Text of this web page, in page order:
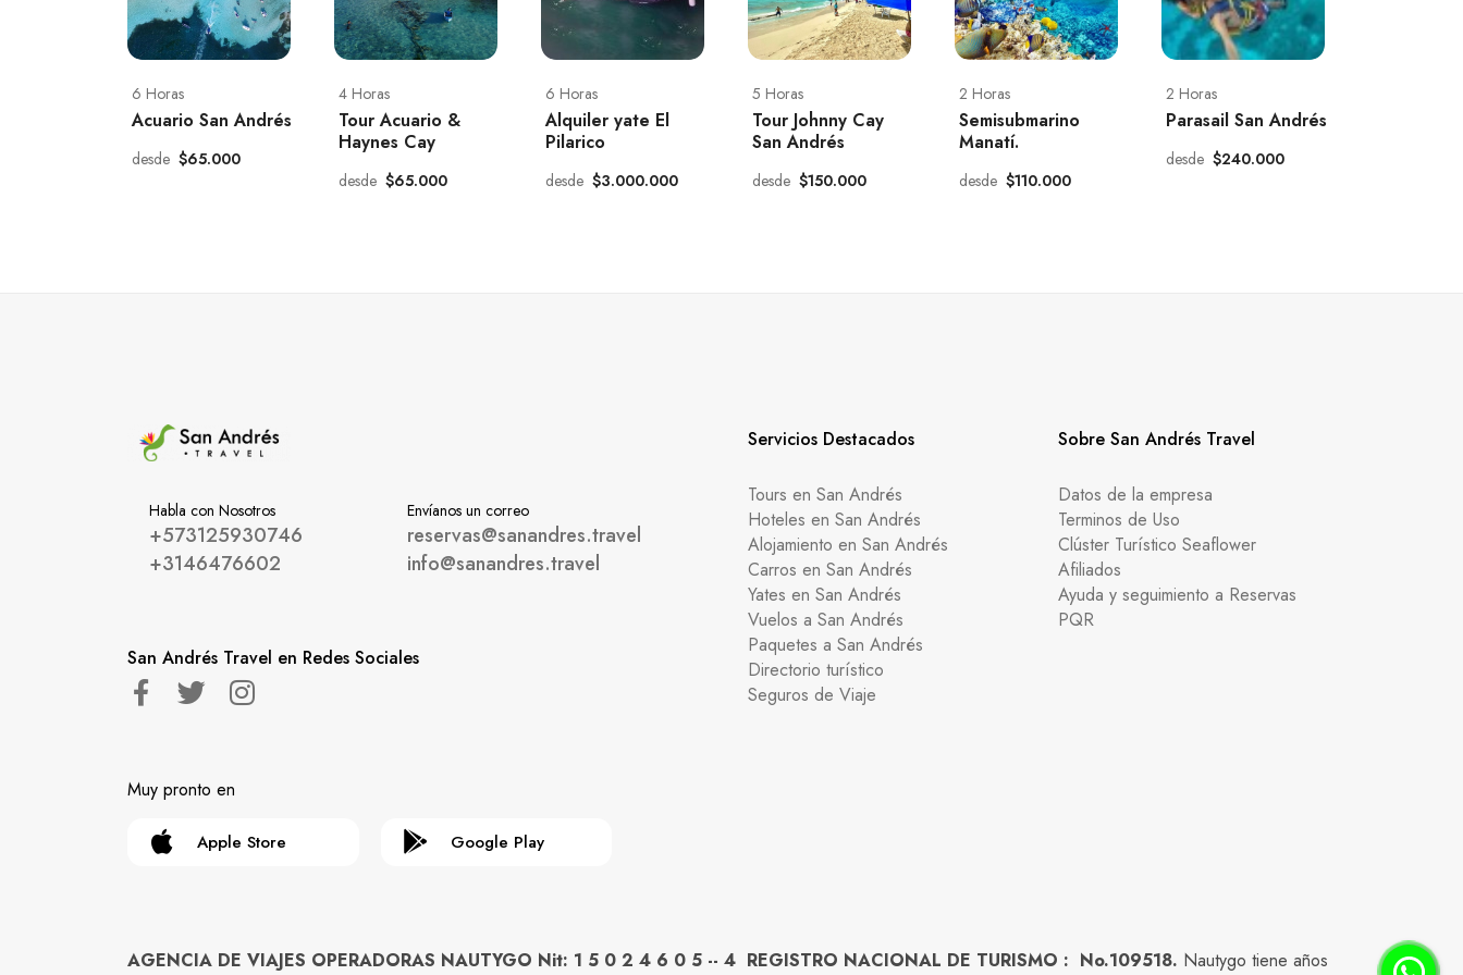
6 Horas
Acuario San Andrés
desde $65.000
4 Horas
Tour Acuario &
Haynes Cay
desde $65.000
6 Horas
Alquiler yate El
Pilarico
desde $3.000.000
5 Horas
Tour Johnny Cay
San Andrés
desde $150.000
2 Horas
Semisubmarino
Manatí.
desde $110.000
2 Horas
Parasail San Andrés
desde $240.000
Habla con Nosotros
+573125930746
+3146476602
Envíanos un correo
reservas@sanandres.travel
info@sanandres.travel
San Andrés Travel en Redes Sociales
Muy pronto en
Apple Store Google Play
Servicios Destacados
Tours en San Andrés
Hoteles en San Andrés
Alojamiento en San Andrés
Carros en San Andrés
Yates en San Andrés
Vuelos a San Andrés
Paquetes a San Andrés
Directorio turístico
Seguros de Viaje
Sobre San Andrés Travel
Datos de la empresa
Terminos de Uso
Clúster Turístico Seaflower
Afiliados
Ayuda y seguimiento a Reservas
PQR
AGENCIA DE VIAJES OPERADORAS NAUTYGO Nit: 1 5 0 2 4 6 0 5 -- 4 REGISTRO NACIONAL DE TURISMO : No.109518. Nautygo tiene años